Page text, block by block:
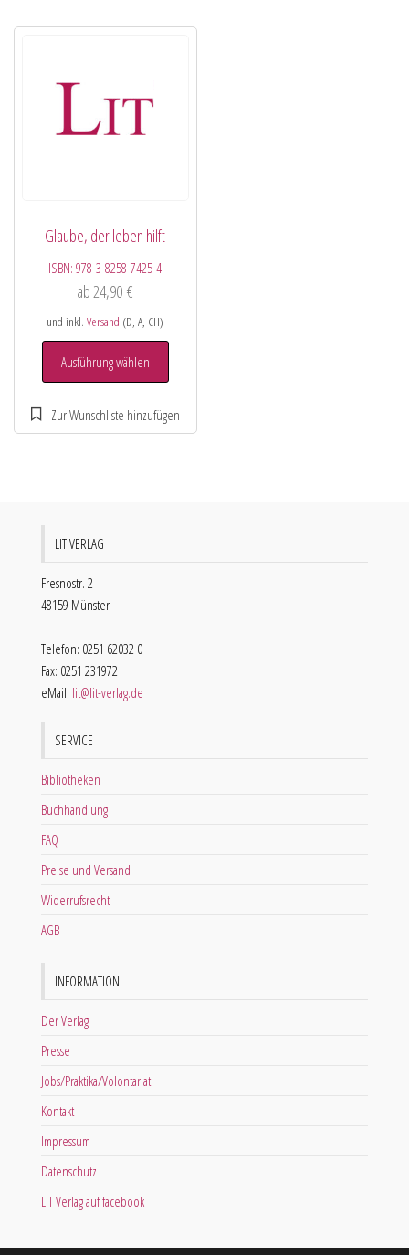
Glaube, der leben hilft
ISBN:978-3-8258-7425-4
ab24,90€
und inkl.Versand (D, A, CH)
Ausführung wählen
LIT VERLAG
Fresnostr. 2
48159 Münster
Telefon: 0251 62032 0
Fax: 0251 231972
eMail: lit@lit-verlag.de
SERVICE
Bibliotheken
Buchhandlung
FAQ
Preise und Versand
Widerrufsrecht
AGB
INFORMATION
Der Verlag
Presse
Jobs/Praktika/Volontariat
Kontakt
Impressum
Datenschutz
LIT Verlag auf facebook